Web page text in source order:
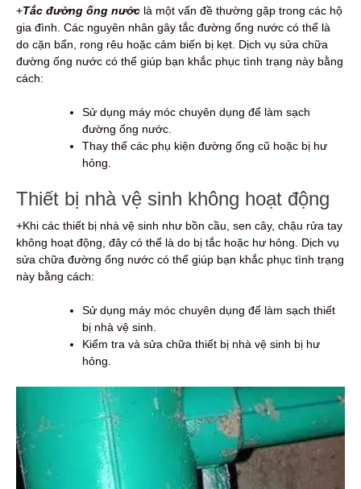
+Tắc đường ống nước là một vấn đề thường gặp trong các hộ
gia đình. Các nguyên nhân gây tắc đường ống nước có thể là
do cặn bẩn, rong rêu hoặc cảm biến bị kẹt. Dịch vụ sửa chữa
đường ống nước có thể giúp bạn khắc phục tình trạng này bằng
cách:
Sử dụng máy móc chuyên dụng để làm sạch
đường ống nước.
Thay thế các phụ kiện đường ống cũ hoặc bị hư
hỏng.
Thiết bị nhà vệ sinh không hoạt động
+Khi các thiết bị nhà vệ sinh như bồn cầu, sen cây, chậu rửa tay
không hoạt động, đây có thể là do bị tắc hoặc hư hỏng. Dịch vụ
sửa chữa đường ống nước có thể giúp bạn khắc phục tình trạng
này bằng cách:
Sử dụng máy móc chuyên dụng để làm sạch thiết
bị nhà vệ sinh.
Kiểm tra và sửa chữa thiết bị nhà vệ sinh bị hư
hỏng.